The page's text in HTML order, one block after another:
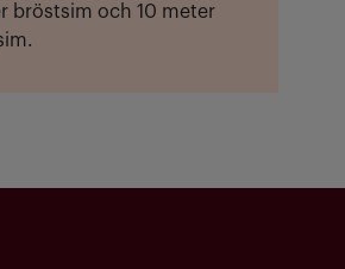
bröstsim och 10 meter